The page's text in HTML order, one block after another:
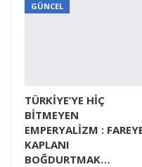
GÜNCEL
TÜRKİYE’YE HİÇ
BİTMEYEN
EMPERYALİZM :
KAPLANI
BOĞDURTMAK…